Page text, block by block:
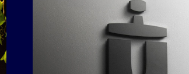
ВАМ ЗВОНИТ СЛУЖБА
ЭКОНОМИЧЕСКОЙ БЕЗОПАСНОСТИ
фирменный стиль, полиграфия, сайт